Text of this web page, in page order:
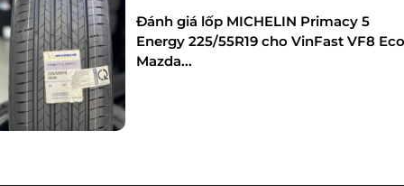
Đánh giá lốp MICHELIN Primacy 5
Energy 225/55R19 cho VinFast VF8
Mazda...